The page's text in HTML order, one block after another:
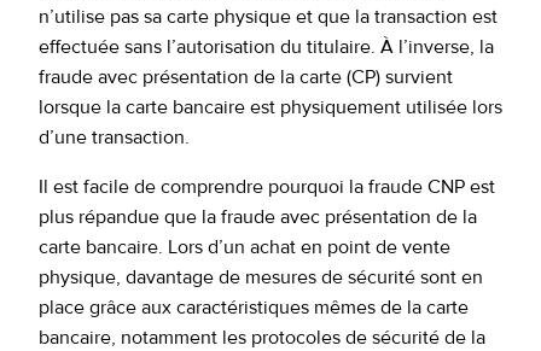
n’utilise pas sa carte physique et que la transaction est
effectuée sans l’autorisation du titulaire. À l’inverse, la
fraude avec présentation de la carte (CP) survient
lorsque la carte bancaire est physiquement utilisée lors
d’une transaction.
Il est facile de comprendre pourquoi la fraude CNP est
plus répandue que la fraude avec présentation de la
carte bancaire. Lors d’un achat en point de vente
physique, davantage de mesures de sécurité sont en
place grâce aux caractéristiques mêmes de la carte
bancaire, notamment les protocoles de sécurité de la